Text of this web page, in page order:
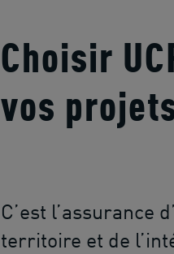
Choisir
vos
C’est l’assurance
territoire et de